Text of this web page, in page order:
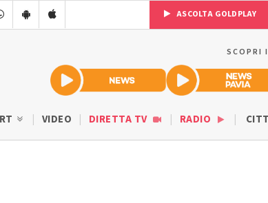
ASCOLTA GOLDPLAY
SCOPRI
VIDEO DIRETTA TV RADIO